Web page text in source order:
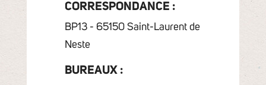
CORRESPONDANCE :
BP13 - 65150 Saint-Laurent de
Neste
BUREAUX :